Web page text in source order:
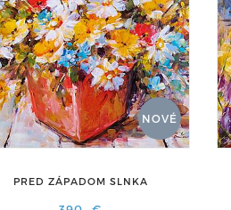
NOVÉ
PRED ZÁPADOM SLNKA